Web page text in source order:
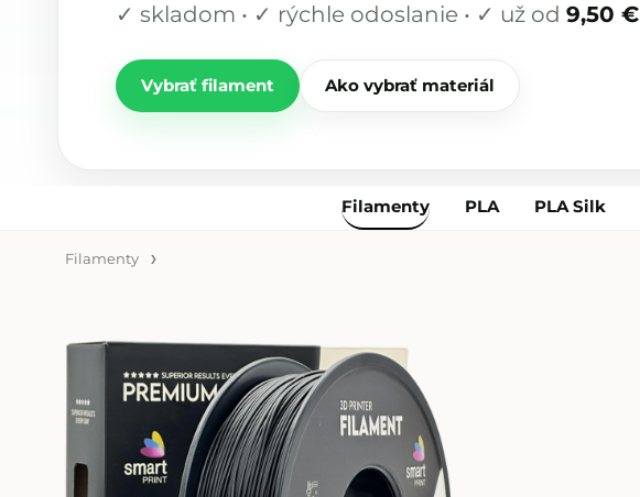
✓ skladom • ✓ rýchle odoslanie • ✓ už od 9,50 €
Vybrať filament Ako vybrať materiál
Filamenty PLA PLA Silk
Filamenty